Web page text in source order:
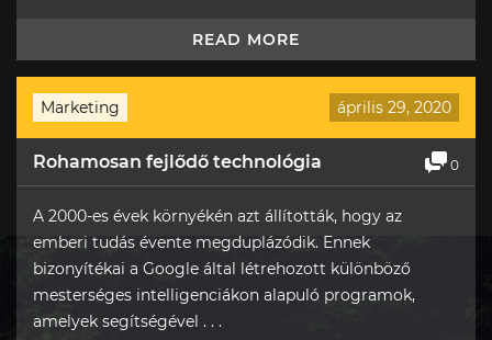
READ MORE
Marketing április 29, 2020
Rohamosan fejlődő technológia 0
A 2000-es évek környékén azt állították, hogy az
emberi tudás évente megduplázódik. Ennek
bizonyítékai a Google által létrehozott különböző
mesterséges intelligenciákon alapuló programok,
amelyek segítségével . . .